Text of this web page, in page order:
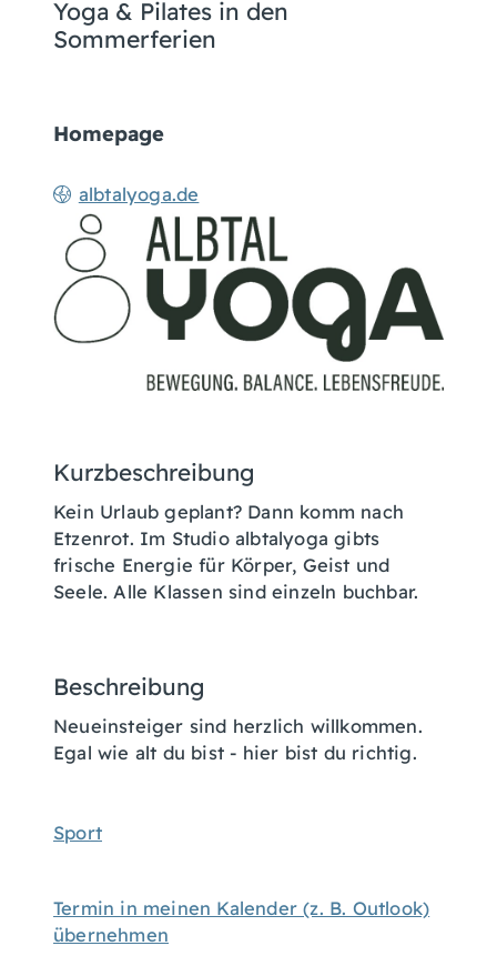
Yoga & Pilates in den
Sommerferien
Homepage
albtalyoga.de
Kurzbeschreibung
Kein Urlaub geplant? Dann komm nach
Etzenrot. Im Studio albtalyoga gibts
frische Energie für Körper, Geist und
Seele. Alle Klassen sind einzeln buchbar.
Beschreibung
Neueinsteiger sind herzlich willkommen.
Egal wie alt du bist - hier bist du richtig.
Sport
Termin in meinen Kalender (z. B. Outlook)
übernehmen